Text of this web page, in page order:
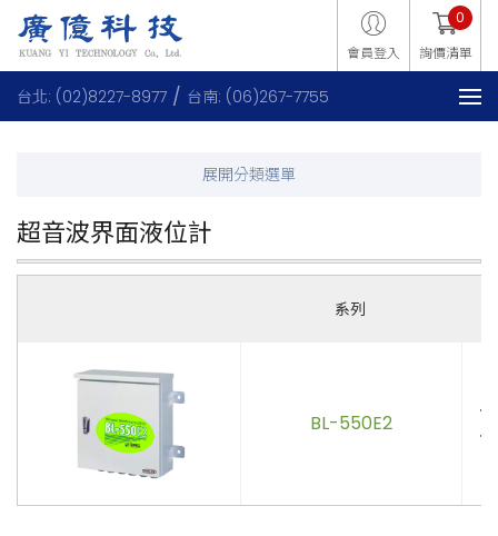
會員登入 詢價清單
0
台北: (02)8227-8977 台南: (06)267-7755
超音波界面液位計
系列
BL-550E2